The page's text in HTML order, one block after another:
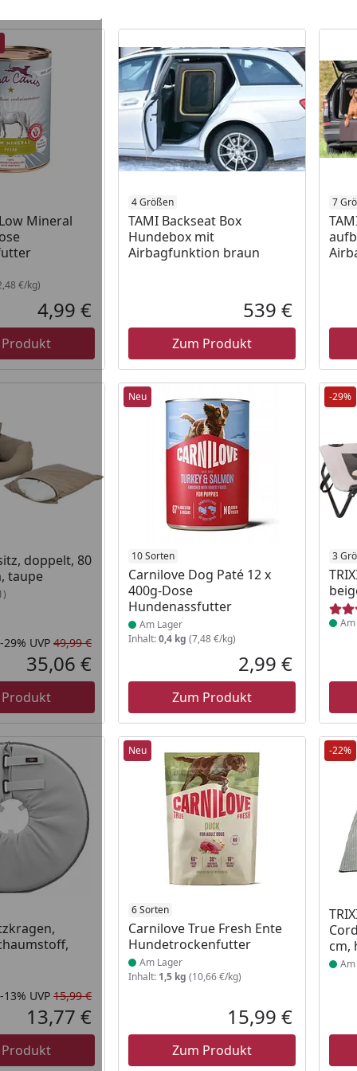
Mineral
€/kg)
Aktueller Preis
4,99 €
4 Größen
TAMI Backseat Box
Hundebox mit
Airbagfunktion braun
Aktueller
539 €
Zum Produkt
7
doppelt, 80
taupe
Rabatt in Prozent
-29%
Ursprünglicher Preis
UVP 49,99 €
Aktueller Preis
35,06 €
Neu
10 Sorten
Carnilove Dog Paté 12 x
400g-Dose
Hundenassfutter
Produkt am Lager
Am Lager
Inhalt:0,4 kg (7,48 €/kg)
Aktueller
2,99 €
Zum Produkt
-29%
3
Rabatt in Prozent
-13%
Ursprünglicher Preis
UVP 15,99 €
Aktueller Preis
13,77 €
Neu
6 Sorten
Carnilove True Fresh Ente
Hundetrockenfutter
Produkt am Lager
Am Lager
Inhalt: 1,5 kg (10,66 €/kg)
Aktueller
15,99 €
Zum Produkt
-22%
cm,